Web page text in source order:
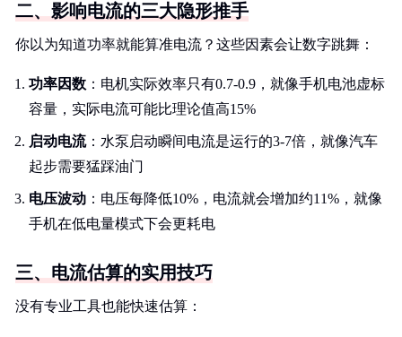
二、影响电流的三大隐形推手
你以为知道功率就能算准电流？这些因素会让数字跳舞：
功率因数 ：电机实际效率只有0.7-0.9，就像手机电池虚标
容量，实际电流可能比理论值高15%
启动电流：水泵启动瞬间电流是运行的3-7倍，就像汽车
起步需要猛踩油门
电压波动 ：电压每降低10%，电流就会增加约11%，就像
手机在低电量模式下会更耗电
三、电流估算的实用技巧
没有专业工具也能快速估算：